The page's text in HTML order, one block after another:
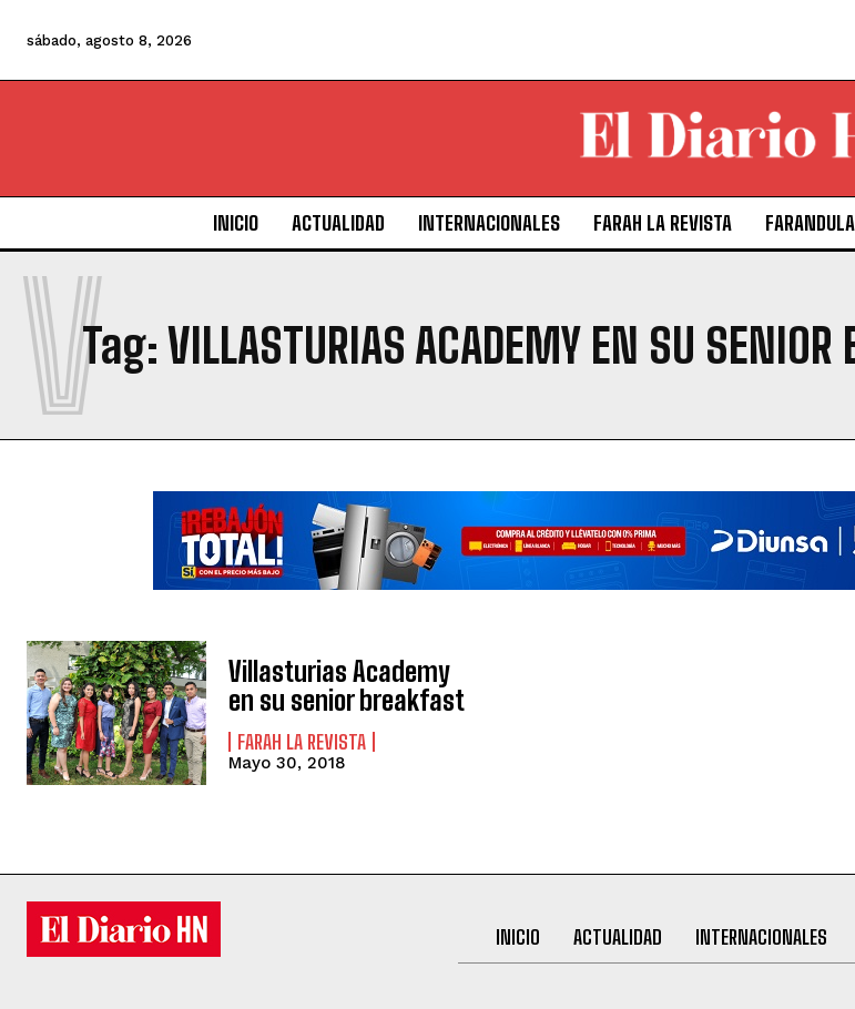
sábado, agosto 8, 2026
INICIO ACTUALIDAD INTERNACIONALES FARAH LA REVISTA FARANDULA
Tag: VILLASTURIAS ACADEMY EN SU SENIOR
V
Villasturias Academy
en su senior breakfast
FARAH LA REVISTA
Mayo 30, 2018
INICIO ACTUALIDAD INTERNACIONALES